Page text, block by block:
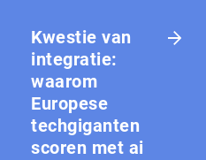
Kwestie van
integratie:
waarom
Europese
techgiganten
scoren met ai